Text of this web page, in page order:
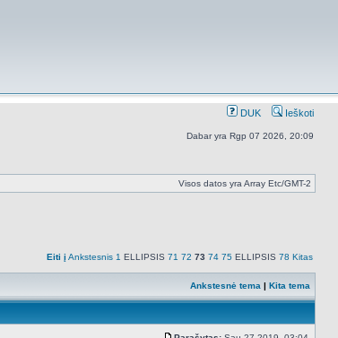
DUK Ieškoti
Dabar yra Rgp 07 2026, 20:09
Visos datos yra Array Etc/GMT-2
Eiti į Ankstesnis 1 ELLIPSIS 71 72 73 74 75 ELLIPSIS 78 Kitas
Ankstesnė tema | Kita tema